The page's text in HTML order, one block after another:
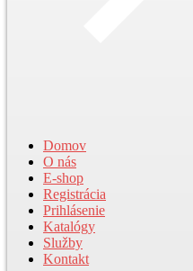
Domov
O nás
E-shop
Registrácia
Prihlásenie
Katalógy
Služby
Kontakt